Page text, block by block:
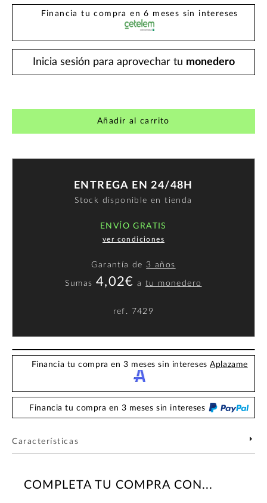
Financia tu compra en 6 meses sin intereses
Inicia sesión para aprovechar tu monedero
Añadir al carrito
ENTREGA EN 24/48H
Stock disponible en tienda
ENVÍO GRATIS
ver condiciones
Garantía de 3 años
Sumas 4,02€ atu monedero
ref. 7429
Financia tu compra en 3 meses sin interesesAplazame
Financia tu compra en 3 meses sin intereses
Características
COMPLETA TU COMPRA CON...